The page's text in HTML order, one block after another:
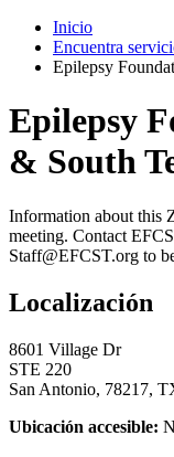
Inicio
Encuentra
Epilepsy
Epilepsy
& South
Information about this
meeting. Contact
Staff@EFCST.org to
Localización
8601 Village Dr
STE 220
San Antonio, 78217,
Ubicación accesible: